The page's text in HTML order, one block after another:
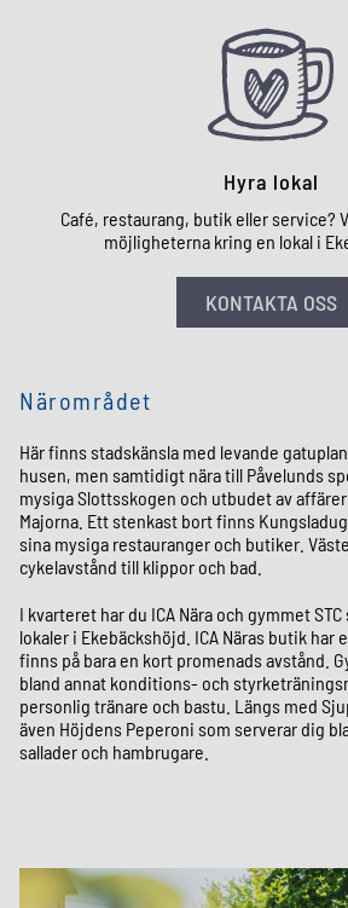
Hyra lokal
Café, restaurang, butik eller service?
möjligheterna kring en lokal i
KONTAKTA OSS
Närområdet
Här finns stadskänsla med levande
husen, men samtidigt nära till Påvelunds
mysiga Slottsskogen och utbudet av
Majorna. Ett stenkast bort finns
sina mysiga restauranger och butiker.
cykelavstånd till klippor och bad.
I kvarteret har du ICA Nära och gymmet
lokaler i Ekebäckshöjd. ICA Näras butik
finns på bara en kort promenads avstånd.
bland annat konditions- och
personlig tränare och bastu. Längs med
även Höjdens Peperoni som serverar dig
sallader och hambrugare.